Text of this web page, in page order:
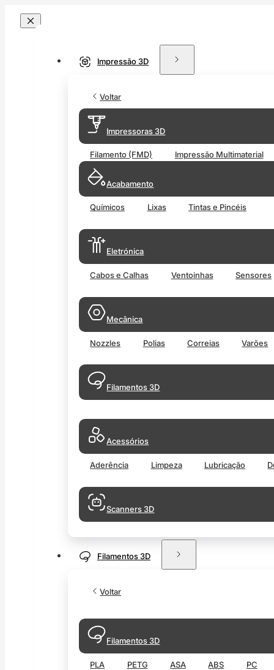
Impressão 3D
Voltar
Impressoras 3D
Filamento (FMD) Impressão Multimaterial
Acabamento
Químicos Lixas Tintas e Pincéis
Eletrónica
Cabos e Calhas Ventoinhas Sensores
Mecânica
Nozzles Polias Correias Varões
Filamentos 3D
Acessórios
Aderência Limpeza Lubricação
Scanners 3D
Filamentos 3D
Voltar
Filamentos 3D
PLA PETG ASA ABS PC